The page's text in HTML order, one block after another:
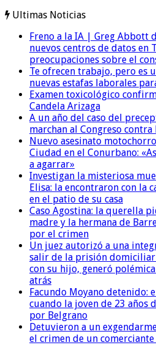
Ultimas Noticias
Freno a la IA | Greg Abbott
nuevos centros de datos en
preocupaciones sobre el
Te ofrecen trabajo, pero es
nuevas estafas laborales
Examen toxicológico
Candela Arizaga
A un año del caso del
marchan al Congreso
Nuevo asesinato
Ciudad en el Conurbano:
a agarrar»
Investigan la misteriosa
Elisa: la encontraron con la
en el patio de su casa
Caso Agostina: la querella
madre y la hermana de
por el crimen
Un juez autorizó a una
salir de la prisión
con su hijo, generó
atrás
Facundo Moyano detenido:
cuando la joven de 23 años
por Belgrano
Detuvieron a un
el crimen de un